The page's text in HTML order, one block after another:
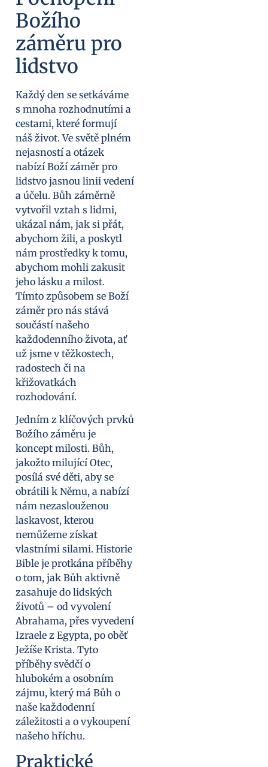
Božího
záměru pro
lidstvo
Každý den se setkáváme
s mnoha rozhodnutími a
cestami, které formují
náš život. Ve světě plném
nejasností a otázek
nabízí Boží záměr pro
lidstvo jasnou linii vedení
a účelu. Bůh záměrně
vytvořil vztah s lidmi,
ukázal nám, jak si přát,
abychom žili, a poskytl
nám prostředky k tomu,
abychom mohli zakusit
jeho lásku a milost.
Tímto způsobem se Boží
záměr pro nás stává
součástí našeho
každodenního života, ať
už jsme v těžkostech,
radostech či na
křižovatkách
rozhodování.
Jedním z klíčových prvků
Božího záměru je
koncept milosti. Bůh,
jakožto milující Otec,
posílá své děti, aby se
obrátili k Němu, a nabízí
nám nezaslouženou
laskavost, kterou
nemůžeme získat
vlastními silami. Historie
Bible je protkána příběhy
o tom, jak Bůh aktivně
zasahuje do lidských
životů – od vyvolení
Abrahama, přes vyvedení
Izraele z Egypta, po oběť
Ježíše Krista. Tyto
příběhy svědčí o
hlubokém a osobním
zájmu, který má Bůh o
naše každodenní
záležitosti a o vykoupení
našeho hříchu.
Praktické